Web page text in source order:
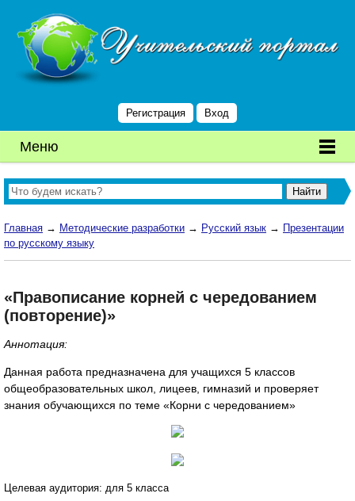
Регистрация Вход
Меню
Главная → Методические разработки → Русский язык → Презентации
по русскому языку
«Правописание корней с чередованием
(повторение)»
Аннотация:
Данная работа предназначена для учащихся 5 классов
общеобразовательных школ, лицеев, гимназий и проверяет
знания обучающихся по теме «Корни с чередованием»
Целевая аудитория: для 5 класса